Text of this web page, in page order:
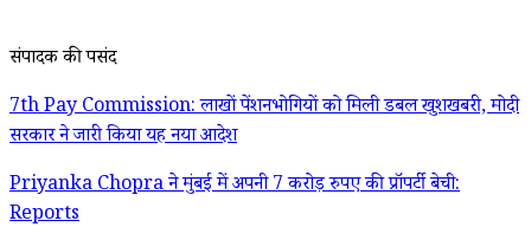
संपादक की पसंद
7th Pay Commission: लाखों पेंशनभोगियों को मिली डबल खुशखबरी, मोदी
सरकार ने जारी किया यह नया आदेश
Priyanka Chopra ने मुंबई में अपनी 7 करोड़ रुपए की प्रॉपर्टी बेची:
Reports